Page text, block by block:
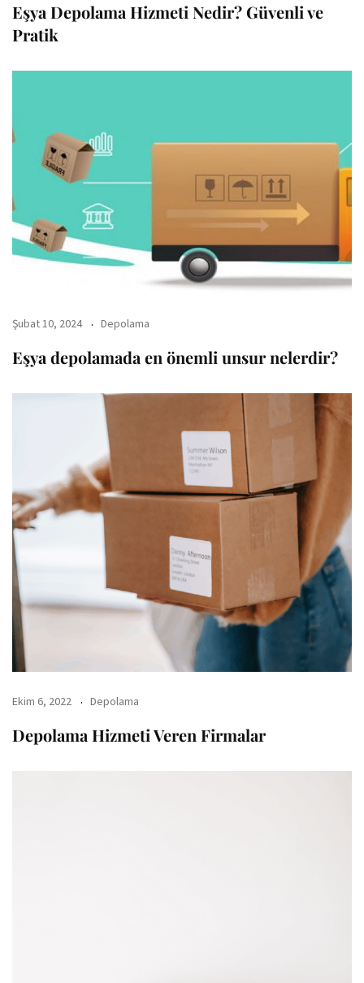
Eşya Depolama Hizmeti Nedir? Güvenli ve
Pratik
Şubat 10, 2024 Depolama
Eşya depolamada en önemli unsur nelerdir?
Ekim 6, 2022 Depolama
Depolama Hizmeti Veren Firmalar